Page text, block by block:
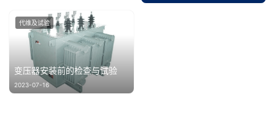
变压器安装前的检查与试验
2023-07-16
代维及试验